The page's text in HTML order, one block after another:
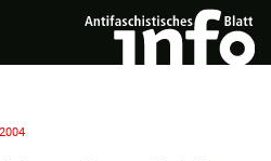
öffnen